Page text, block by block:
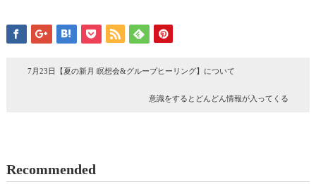
7月23日【夏の新月 瞑想会&グループヒーリング】について
意識をするとどんどん情報が入ってくる
Recommended